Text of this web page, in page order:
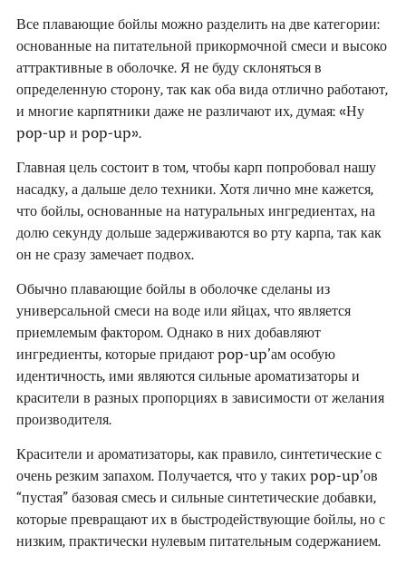
Все плавающие бойлы можно разделить на две категории:
основанные на питательной прикормочной смеси и высоко
аттрактивные в оболочке. Я не буду склоняться в
определенную сторону, так как оба вида отлично работают,
и многие карпятники даже не различают их, думая: «Ну
pop-up и pop-up».
Главная цель состоит в том, чтобы карп попробовал нашу
насадку, а дальше дело техники. Хотя лично мне кажется,
что бойлы, основанные на натуральных ингредиентах, на
долю секунду дольше задерживаются во рту карпа, так как
он не сразу замечает подвох.
Обычно плавающие бойлы в оболочке сделаны из
универсальной смеси на воде или яйцах, что является
приемлемым фактором. Однако в них добавляют
ингредиенты, которые придают pop-up’ам особую
идентичность, ими являются сильные ароматизаторы и
красители в разных пропорциях в зависимости от желания
производителя.
Красители и ароматизаторы, как правило, синтетические с
очень резким запахом. Получается, что у таких pop-up’ов
“пустая” базовая смесь и сильные синтетические добавки,
которые превращают их в быстродействующие бойлы, но с
низким, практически нулевым питательным содержанием.